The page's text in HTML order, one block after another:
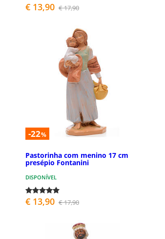
€ 13,90 € 17,90
-22%
Pastorinha com menino 17 cm
presépio Fontanini
DISPONÍVEL
€ 13,90 € 17,90